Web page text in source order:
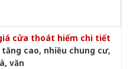
cửa thoát hiểm chi tiết
cao, nhiều chung cư,
văn